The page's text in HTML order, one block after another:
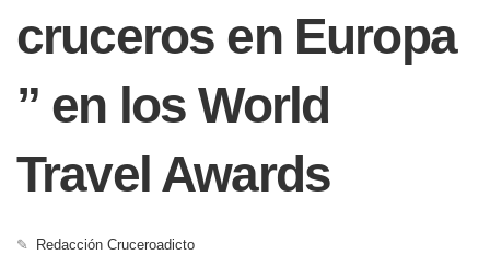
cruceros en Europa
” en los World
Travel Awards
✎
Redacción Cruceroadicto